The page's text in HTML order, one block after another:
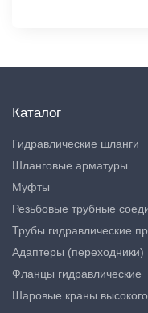
Каталог
Гидравлические шланги
Шланговые арматуры
Муфты
Резьбовые трубные
Трубы гидравлические
Адаптеры (переходники)
Фланцы гидравлические
Шаровые краны